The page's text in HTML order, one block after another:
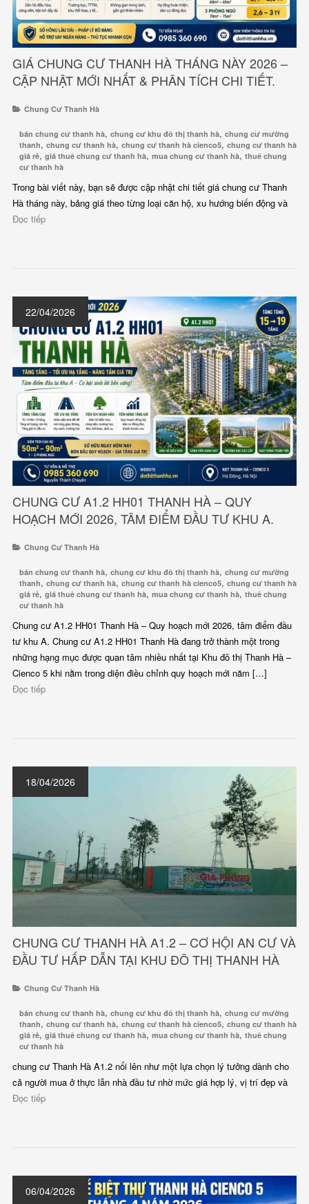
GIÁ CHUNG CƯ THANH HÀ THÁNG NÀY 2026 –
CẬP NHẬT MỚI NHẤT & PHÂN TÍCH CHI TIẾT.
Chung Cư Thanh Hà
bán chung cư thanh hà, chung cư khu đô thị thanh hà, chung cư mường
thanh, chung cư thanh hà, chung cư thanh hà cienco5, chung cư thanh hà
giá rẻ, giá thuê chung cư thanh hà, mua chung cư thanh hà, thuê chung
cư thanh hà
Trong bài viết này, bạn sẽ được cập nhật chi tiết giá chung cư Thanh
Hà tháng này, bảng giá theo từng loại căn hộ, xu hướng biến động và
Đọc tiếp
22/04/2026
CHUNG CƯ A1.2 HH01 THANH HÀ – QUY
HOẠCH MỚI 2026, TÂM ĐIỂM ĐẦU TƯ KHU A.
Chung Cư Thanh Hà
bán chung cư thanh hà, chung cư khu đô thị thanh hà, chung cư mường
thanh, chung cư thanh hà, chung cư thanh hà cienco5, chung cư thanh hà
giá rẻ, giá thuê chung cư thanh hà, mua chung cư thanh hà, thuê chung
cư thanh hà
Chung cư A1.2 HH01 Thanh Hà – Quy hoạch mới 2026, tâm điểm đầu
tư khu A. Chung cư A1.2 HH01 Thanh Hà đang trở thành một trong
những hạng mục được quan tâm nhiều nhất tại Khu đô thị Thanh Hà –
Cienco 5 khi nằm trong diện điều chỉnh quy hoạch mới năm […]
Đọc tiếp
18/04/2026
CHUNG CƯ THANH HÀ A1.2 – CƠ HỘI AN CƯ VÀ
ĐẦU TƯ HẤP DẪN TẠI KHU ĐÔ THỊ THANH HÀ
Chung Cư Thanh Hà
bán chung cư thanh hà, chung cư khu đô thị thanh hà, chung cư mường
thanh, chung cư thanh hà, chung cư thanh hà cienco5, chung cư thanh hà
giá rẻ, giá thuê chung cư thanh hà, mua chung cư thanh hà, thuê chung
cư thanh hà
chung cư Thanh Hà A1.2 nổi lên như một lựa chọn lý tưởng dành cho
cả người mua ở thực lẫn nhà đầu tư nhờ mức giá hợp lý, vị trí đẹp và
Đọc tiếp
06/04/2026